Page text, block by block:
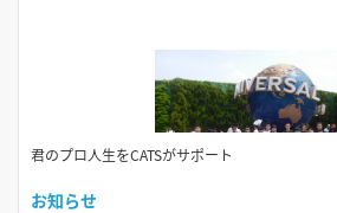
君のプロ人生をCATSがサポート
お知らせ